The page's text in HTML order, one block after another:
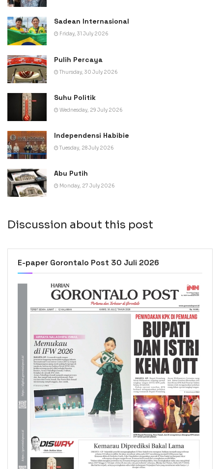
Sadean Internasional
Friday, 31 July 2026
Pulih Percaya
Thursday, 30 July 2026
Suhu Politik
Wednesday, 29 July 2026
Independensi Habibie
Tuesday, 28 July 2026
Abu Putih
Monday, 27 July 2026
Discussion about this post
E-paper Gorontalo Post 30 Juli 2026